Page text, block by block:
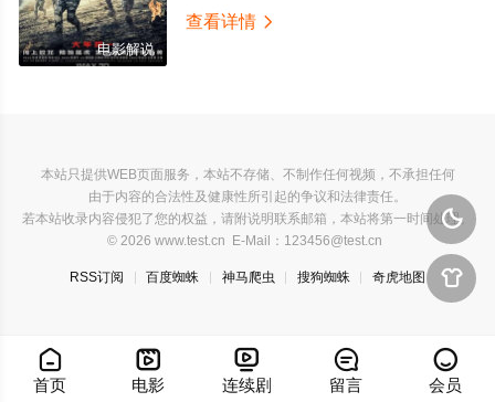
电影解说
查看详情 


本站只提供WEB页面服务，本站不存储、不制作任何视频，不承担任何
由于内容的合法性及健康性所引起的争议和法律责任。
若本站收录内容侵犯了您的权益，请附说明联系邮箱，本站将第一时间处理。
© 2026 www.test.cn E-Mail：123456@test.cn
RSS订阅 百度蜘蛛 神马爬虫 搜狗蜘蛛 奇虎地图

首页

电影

连续剧

留言

会员